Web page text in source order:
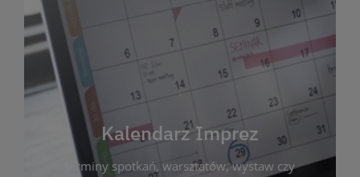
Kalendarz Imprez
terminy spotkań, warsztatów, wystaw czy
Kalendarz Imprez
Zakładka ta gromadzi wszystkie planowane
wydarzenia kulturalne i edukacyjne organizowane
przez bibliotekę. Możesz tu sprawdzić terminy
spotkań, warsztatów, wystaw czy konkursów.
Dzięki przejrzystemu kalendarzowi łatwo
zaplanujesz udział w interesujących Cię